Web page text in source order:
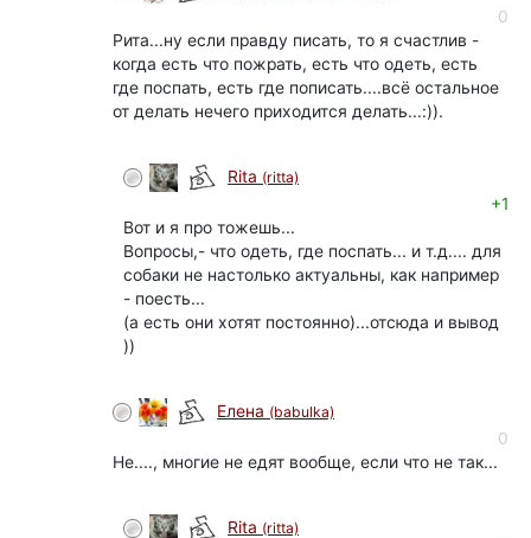
0
Рита...ну если правду писать, то я счастлив -
когда есть что пожрать, есть что одеть, есть
где поспать, есть где пописать....всё остальное
от делать нечего приходится делать...:)).
Rita (ritta)
+1
Вот и я про тожешь...
Вопросы,- что одеть, где поспать... и т.д.... для
собаки не настолько актуальны, как например
- поесть...
(а есть они хотят постоянно)...отсюда и вывод
))
Елена (babulka)
0
Не...., многие не едят вообще, если что не так...
Rita (ritta)